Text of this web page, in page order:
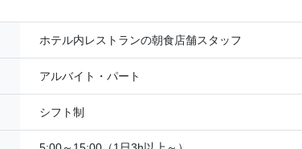
ホテル内レストランの朝食店舗スタッフ
アルバイト・パート
シフト制